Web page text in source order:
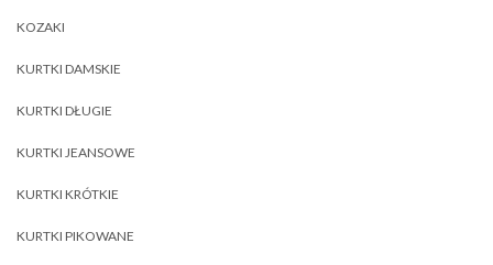
KOZAKI
KURTKI DAMSKIE
KURTKI DŁUGIE
KURTKI JEANSOWE
KURTKI KRÓTKIE
KURTKI PIKOWANE